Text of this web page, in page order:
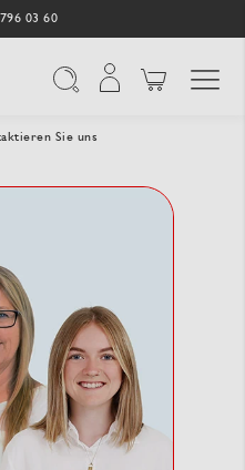
03 60
Sie uns